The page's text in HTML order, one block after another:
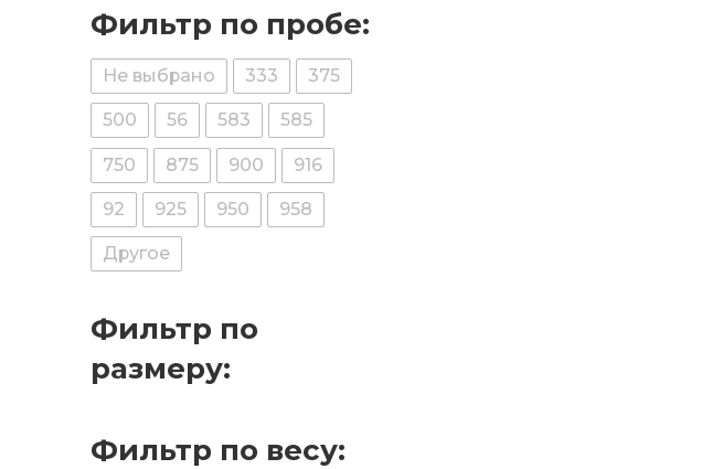
Фильтр по пробе:
Не выбрано 333 375
500 56 583 585
750 875 900 916
92 925 950 958
Другое
Фильтр по
размеру:
Фильтр по весу: